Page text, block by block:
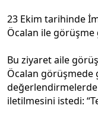
23 Ekim tarihinde
Öcalan ile
Bu ziyaret aile
Öcalan görüşmede
iletilmesini istedi: